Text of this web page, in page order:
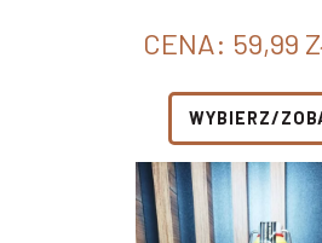
CENA: 59,99
WYBIERZ/